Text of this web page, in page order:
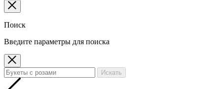
Поиск
Введите параметры для поиска
Искать